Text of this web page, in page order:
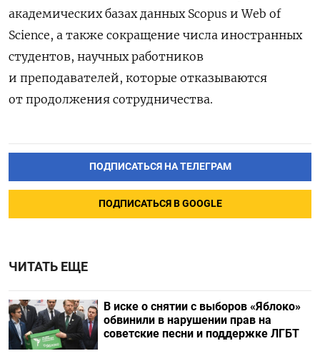
академических базах данных Scopus и Web of
Science, а также сокращение числа иностранных
студентов, научных работников
и преподавателей, которые отказываются
от продолжения сотрудничества.
ПОДПИСАТЬСЯ НА ТЕЛЕГРАМ
ПОДПИСАТЬСЯ В GOOGLE
ЧИТАТЬ ЕЩЕ
В иске о снятии с выборов «Яблоко»
обвинили в нарушении прав на
советские песни и поддержке ЛГБТ